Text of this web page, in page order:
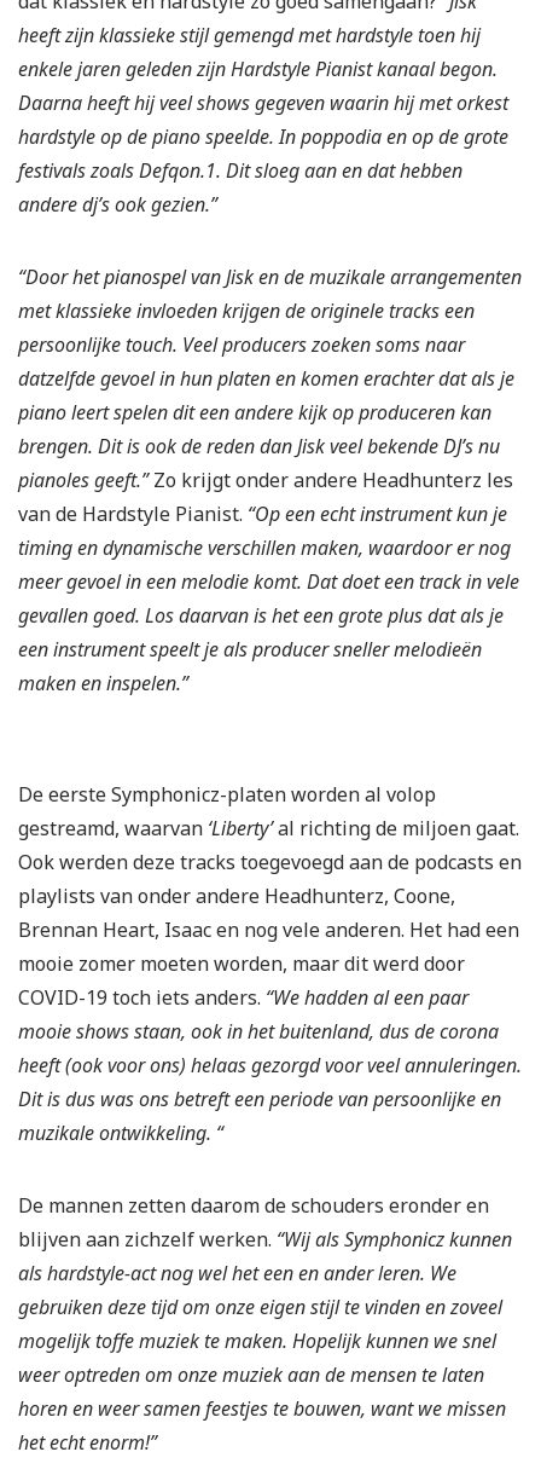
heeft zijn klassieke stijl gemengd met hardstyle toen hij
enkele jaren geleden zijn Hardstyle Pianist kanaal begon.
Daarna heeft hij veel shows gegeven waarin hij met orkest
hardstyle op de piano speelde. In poppodia en op de grote
festivals zoals Defqon.1. Dit sloeg aan en dat hebben
andere dj’s ook gezien.”
“Door het pianospel van Jisk en de muzikale arrangementen
met klassieke invloeden krijgen de originele tracks een
persoonlijke touch. Veel producerszoeken soms naar
datzelfde gevoel in hun platen en komen erachter dat als je
piano leert spelen dit een andere kijk op produceren kan
brengen. Dit is ook de reden dan Jisk veel bekende DJ’s nu
pianoles geeft.”Zo krijgt onder andere Headhunterz les
van de Hardstyle Pianist. “Op een echt instrument kun je
timing en dynamische verschillen maken, waardoor er nog
meer gevoel in een melodie komt. Dat doet een track in vele
gevallen goed. Los daarvan is het een grote plus dat als je
een instrument speelt je als producer sneller melodieën
maken en inspelen.”
De eerste Symphonicz-platen worden al volop
gestreamd, waarvan ‘Liberty’al richting de miljoen gaat.
Ook werden deze tracks toegevoegd aan de podcasts en
playlists van onder andere Headhunterz, Coone,
Brennan Heart, Isaac en nog vele anderen. Het had een
mooie zomer moeten worden, maar dit werd door
COVID-19 toch iets anders. “We hadden al een paar
mooie shows staan, ook in het buitenland, dus de corona
heeft (ook voor ons) helaas gezorgd voor veel annuleringen.
Dit is dus was ons betreft een periode van persoonlijke en
muzikale ontwikkeling. “
De mannen zetten daarom de schouders eronder en
blijven aan zichzelf werken. “Wij als Symphonicz kunnen
als hardstyle-act nog wel het een en ander leren. We
gebruiken deze tijd om onze eigen stijl te vinden en zoveel
mogelijk toffe muziek te maken. Hopelijk kunnen we snel
weer optreden om onze muziek aan de mensen te laten
horen en weer samen feestjes te bouwen, want we missen
het echt enorm!”